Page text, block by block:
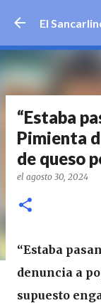
El
“Estaba
Pimienta
de queso
el agosto 30, 2024
“Estaba
denuncia a
supuesto